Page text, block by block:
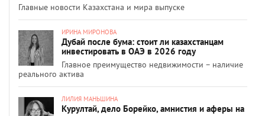
Главные новости Казахстана и мира выпуске
ИРИНА МИРОНОВА
Дубай после бума: стоит ли казахстанцам
инвестировать в ОАЭ в 2026 году
Главное преимущество недвижимости – наличие
реального актива
ЛИЛИЯ МАНЬШИНА
Курултай, дело Борейко, амнистия и аферы на